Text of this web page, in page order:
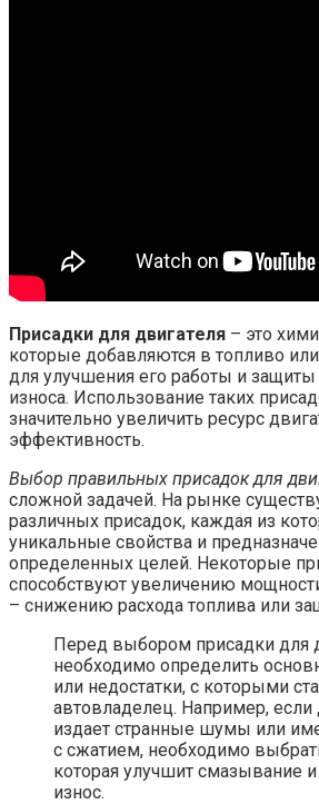
Присадки для двигателя – это
которые добавляются в топливо
для улучшения его работы и защиты
износа. Использование таких
значительно увеличить ресурс
эффективность.
Выбор правильных присадок для
сложной задачей. На рынке
различных присадок, каждая из
уникальные свойства и
определенных целей. Некоторые
способствуют увеличению
– снижению расхода топлива или
Перед выбором присадки для
необходимо определить
или недостатки, с которыми
автовладелец. Например, если
издает странные шумы или
с сжатием, необходимо
которая улучшит смазывание и
износ.